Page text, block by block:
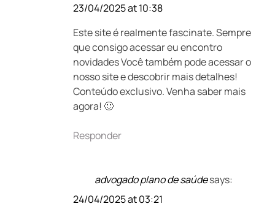
23/04/2025 at 10:38
Este site é realmente fascinate. Sempre
que consigo acessar eu encontro
novidades Você também pode acessar o
nosso site e descobrir mais detalhes!
Conteúdo exclusivo. Venha saber mais
agora! 🙂
Responder
advogado plano de saúdesays:
24/04/2025 at 03:21